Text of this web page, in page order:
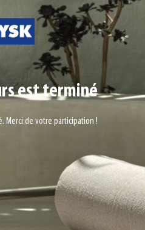
est terminé
Merci de votre participation !